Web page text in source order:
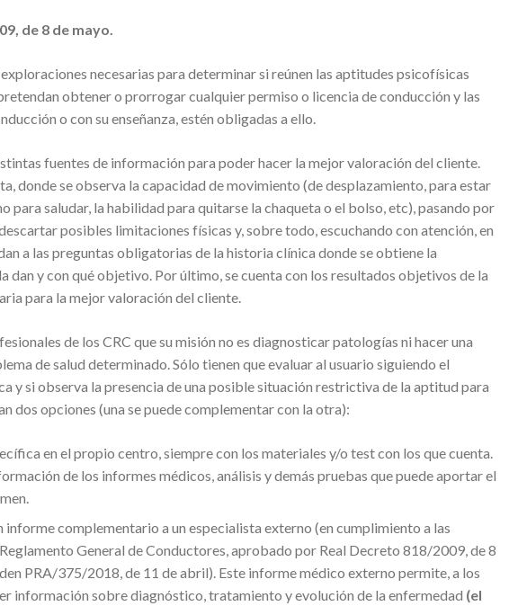
de 8 de mayo.
necesarias para determinar si reúnen las aptitudes psicofísicas
obtener o prorrogar cualquier permiso o licencia de conducción y las
o con su enseñanza, estén obligadas a ello.
fuentes de información para poder hacer la mejor valoración del cliente.
donde se observa la capacidad de movimiento (de desplazamiento, para estar
para saludar, la habilidad para quitarse la chaqueta o el bolso, etc), pasando por
posibles limitaciones físicas y, sobre todo, escuchando con atención, en
a las preguntas obligatorias de la historia clínica donde se obtiene la
dan y con qué objetivo. Por último, se cuenta con los resultados objetivos de la
para la mejor valoración del cliente.
de los CRC que su misión no es diagnosticar patologías ni hacer una
de salud determinado. Sólo tienen que evaluar al usuario siguiendo el
y si observa la presencia de una posible situación restrictiva de la aptitud para
dos opciones (una se puede complementar con la otra):
en el propio centro, siempre con los materiales y/o test con los que cuenta.
de los informes médicos, análisis y demás pruebas que puede aportar el
informe complementario a un especialista externo (en cumplimiento a las
General de Conductores, aprobado por Real Decreto 818/2009, de 8
PRA/375/2018, de 11 de abril). Este informe médico externo permite, a los
información sobre diagnóstico, tratamiento y evolución de la enfermedad (el